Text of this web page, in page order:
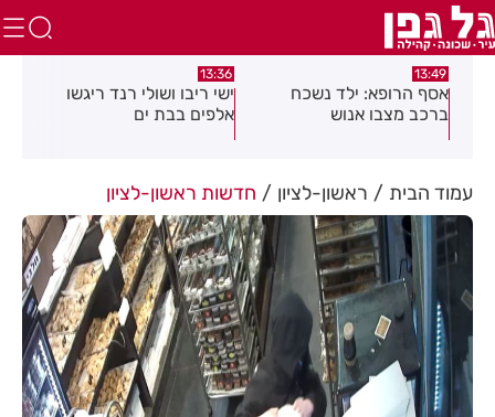
13:49
אסף הרופא: ילד נשכח
ברכב מצבו אנוש
13:36
ישי ריבו ושולי רנד ריגשו
אלפים בבת ים
עמוד הבית ראשון-לציון חדשות ראשון-לציון